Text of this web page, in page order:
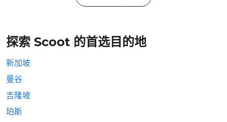
探索 Scoot 的首选目的地
新加坡
曼谷
吉隆坡
珀斯